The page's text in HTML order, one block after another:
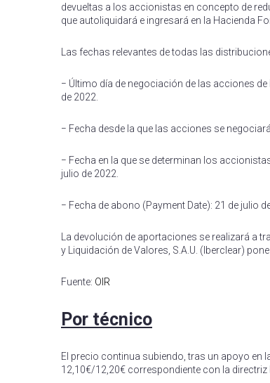
devueltas a los accionistas en concepto de
que autoliquidará e ingresará en la Hacienda
Las fechas relevantes de todas las
− Último día de negociación de las acciones
de 2022.
− Fecha desde la que las acciones se
− Fecha en la que se determinan los
julio de 2022.
− Fecha de abono (Payment Date): 21 de julio
La devolución de aportaciones se realizará a
y Liquidación de Valores, S.A.U. (Iberclear)
Fuente: OIR
Por técnico
El precio continua subiendo, tras un apoyo en
12,10€/12,20€ correspondiente con la